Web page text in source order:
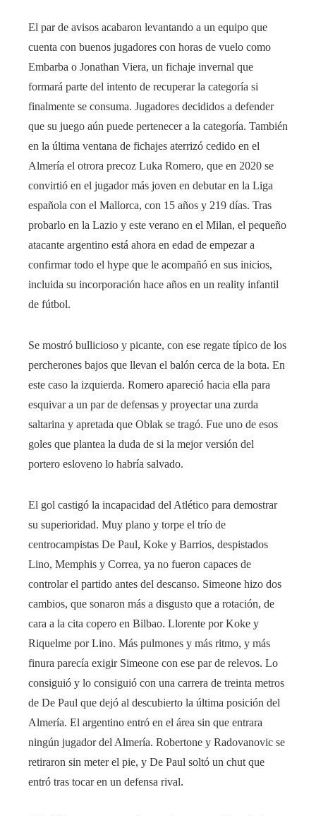
El par de avisos acabaron levantando a un equipo que
cuenta con buenos jugadores con horas de vuelo como
Embarba o Jonathan Viera, un fichaje invernal que
formará parte del intento de recuperar la categoría si
finalmente se consuma. Jugadores decididos a defender
que su juego aún puede pertenecer a la categoría. También
en la última ventana de fichajes aterrizó cedido en el
Almería el otrora precoz Luka Romero, que en 2020 se
convirtió en el jugador más joven en debutar en la Liga
española con el Mallorca, con 15 años y 219 días. Tras
probarlo en la Lazio y este verano en el Milan, el pequeño
atacante argentino está ahora en edad de empezar a
confirmar todo el hype que le acompañó en sus inicios,
incluida su incorporación hace años en un reality infantil
de fútbol.
Se mostró bullicioso y picante, con ese regate típico de los
percherones bajos que llevan el balón cerca de la bota. En
este caso la izquierda. Romero apareció hacia ella para
esquivar a un par de defensas y proyectar una zurda
saltarina y apretada que Oblak se tragó. Fue uno de esos
goles que plantea la duda de si la mejor versión del
portero esloveno lo habría salvado.
El gol castigó la incapacidad del Atlético para demostrar
su superioridad. Muy plano y torpe el trío de
centrocampistas De Paul, Koke y Barrios, despistados
Lino, Memphis y Correa, ya no fueron capaces de
controlar el partido antes del descanso. Simeone hizo dos
cambios, que sonaron más a disgusto que a rotación, de
cara a la cita copero en Bilbao. Llorente por Koke y
Riquelme por Lino. Más pulmones y más ritmo, y más
finura parecía exigir Simeone con ese par de relevos. Lo
consiguió y lo consiguió con una carrera de treinta metros
de De Paul que dejó al descubierto la última posición del
Almería. El argentino entró en el área sin que entrara
ningún jugador del Almería. Robertone y Radovanovic se
retiraron sin meter el pie, y De Paul soltó un chut que
entró tras tocar en un defensa rival.